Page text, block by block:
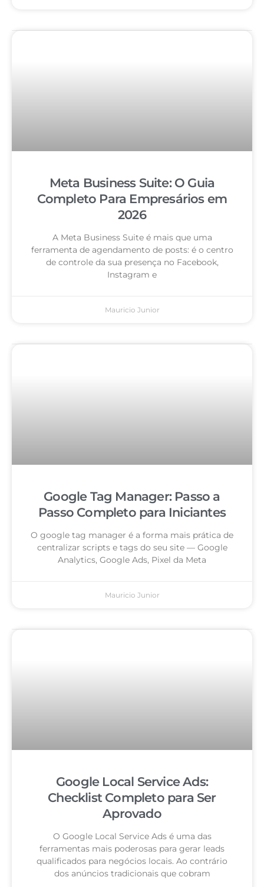
Meta Business Suite: O Guia
Completo Para Empresários em
2026
A Meta Business Suite é mais que uma
ferramenta de agendamento de posts: é o centro
de controle da sua presença no Facebook,
Instagram e
Mauricio Junior
Google Tag Manager: Passo a
Passo Completo para Iniciantes
O google tag manager é a forma mais prática de
centralizar scripts e tags do seu site — Google
Analytics, Google Ads, Pixel da Meta
Mauricio Junior
Google Local Service Ads:
Checklist Completo para Ser
Aprovado
O Google Local Service Ads é uma das
ferramentas mais poderosas para gerar leads
qualificados para negócios locais. Ao contrário
dos anúncios tradicionais que cobram